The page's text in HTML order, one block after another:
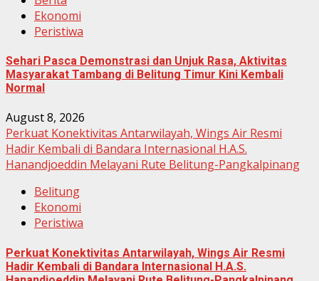
Ekonomi
Peristiwa
Sehari Pasca Demonstrasi dan Unjuk Rasa, Aktivitas
Masyarakat Tambang di Belitung Timur Kini Kembali
Normal
August 8, 2026
Perkuat Konektivitas Antarwilayah, Wings Air Resmi
Hadir Kembali di Bandara Internasional H.A.S.
Hanandjoeddin Melayani Rute Belitung-Pangkalpinang
Belitung
Ekonomi
Peristiwa
Perkuat Konektivitas Antarwilayah, Wings Air Resmi
Hadir Kembali di Bandara Internasional H.A.S.